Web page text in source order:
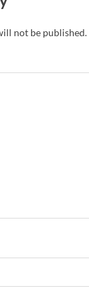
not be published.